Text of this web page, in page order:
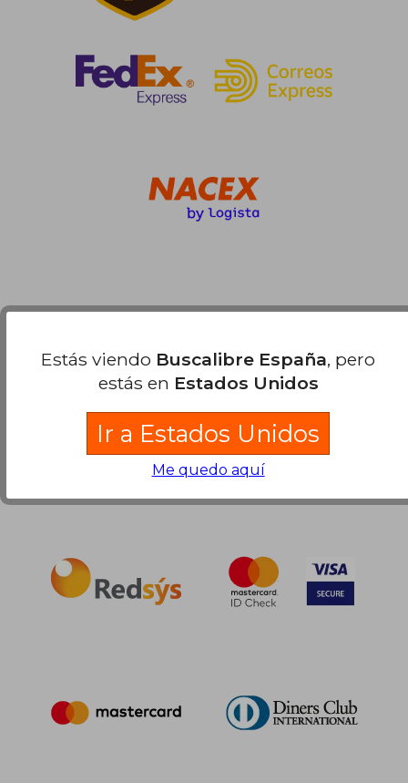
Compra Segura
Estás viendo Buscalibre España, pero
estás en Estados Unidos
Ir a Estados Unidos
Me quedo aquí